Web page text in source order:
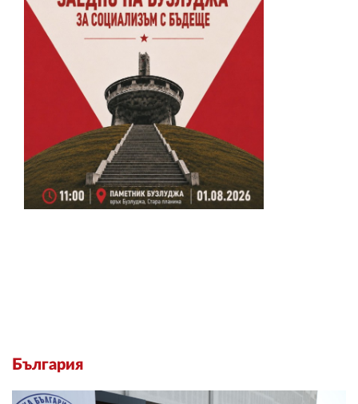
България